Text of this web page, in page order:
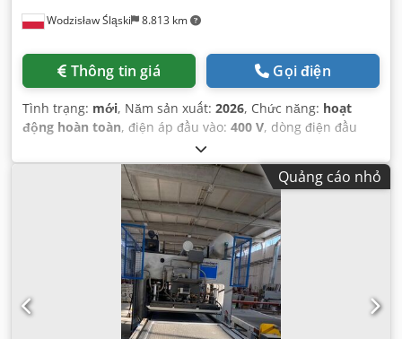
Wodzisław Śląski 8.813 km
Thông tin giá Gọi điện
Tình trạng: mới, Năm sản xuất: 2026, Chức năng: hoạt
động hoàn toàn, điện áp đầu vào: 400 V, dòng điện đầu
50 Hz
pha, lực ép:9 t, tổng chiều dài:3.100 mm, tổng chiều
, tổng chiều cao: 1.600 mm, trọng lượng
750 kg, nhiệt độ vận hành: 200 °C
CE, tài liệu / sổ tay hướng dẫn,
Quảng cáo nhỏ